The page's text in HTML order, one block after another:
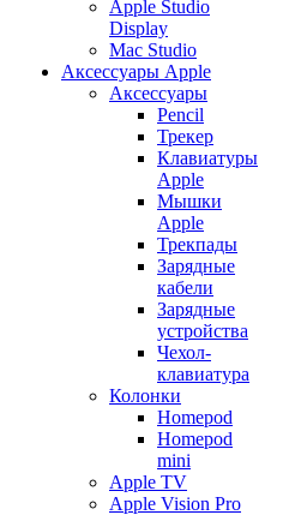
Apple Studio
Display
Mac Studio
Аксессуары Apple
Аксессуары
Pencil
Трекер
Клавиатуры
Apple
Мышки
Apple
Трекпады
Зарядные
кабели
Зарядные
устройства
Чехол-
клавиатура
Колонки
Homepod
Homepod
mini
Apple TV
Apple Vision Pro